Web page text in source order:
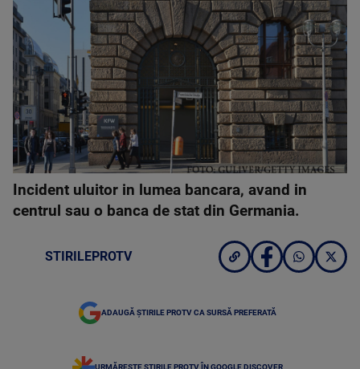
Incident uluitor in lumea bancara, avand in
centrul sau o banca de stat din Germania.
STIRILEPROTV
ADAUGĂ ȘTIRILE PROTV CA SURSĂ PREFERATĂ
URMĂREȘTE ȘTIRILE PROTV ÎN GOOGLE DISCOVER